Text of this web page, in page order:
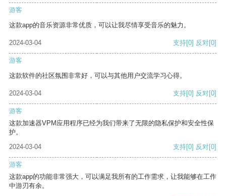
游客
这款app的音乐资源非常优质，可以让我尽情享受音乐的魅力。
2024-03-04 支持[0] 反对[0]
游客
这款软件的社区氛围非常好，可以与其他用户交流学习心得。
2024-03-04 支持[0] 反对[0]
游客
这款加速器VPM应用程序已经为我们带来了无限的隐私保护和安全性保
护。
2024-03-04
支持[0] 反对[0]
游客
这款app的功能非常强大，可以满足我所有的工作需求，让我能够在工作
中游刃有余。